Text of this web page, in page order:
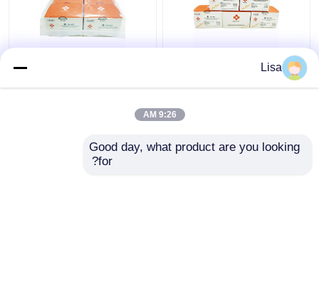
6 Herpes Simplex Virus
/ مجموعة
Lisa
9:26 AM
Good day, what product are you looking
for?